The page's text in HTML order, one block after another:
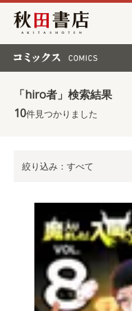
秋田書店
「hiro者」検索結果
10件見つかりました
絞り込み：すべて